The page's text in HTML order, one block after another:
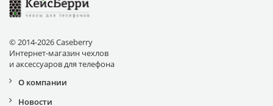
© 2014-2026 Caseberry
Интернет-магазин чехлов
и аксессуаров для телефона
О компании
Новости